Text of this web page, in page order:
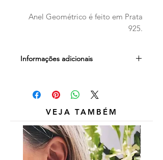
Anel Geométrico é feito em Prata
925.
Informações adicionais
meramente ilustrativos e não estão
inclusos.
VEJA TAMBÉM